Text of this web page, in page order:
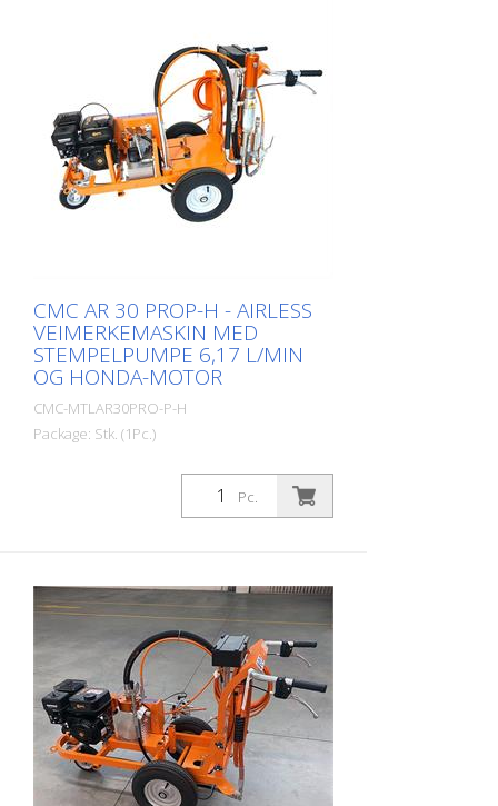
CMC AR 30 PROP-H - AIRLESS
VEIMERKEMASKIN MED
STEMPELPUMPE 6,17 L/MIN
OG HONDA-MOTOR
CMC-MTLAR30PRO-P-H
Package: Stk. (1Pc.)
Enkel, lett og ukomplisert hånddrevet
veimerkemaskin for mindre oppmerking i
profesjonell eller kommunal sektor!
Manuell starter (Du kan raskt bytte ut
bensinmotoren med en passende
elektrisk motor på bare noen få minutter.
(Se følgende artikler) Håndstyrt maskin:
Det er også mulig å utstyre AR 30 Pro
med HMC eller HMC-C, en hydraulisk
drivvogn. (Se de påfølgende artiklene)
Parkeringsbrems på bakhjulet Justerbart
forhjul, for å markere trange radier. Det
kan låses eller låses opp under arbeidet
Pc.